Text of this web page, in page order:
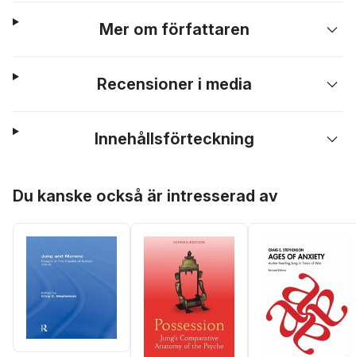
Mer om författaren
Recensioner i media
Innehållsförteckning
Du kanske också är intresserad av